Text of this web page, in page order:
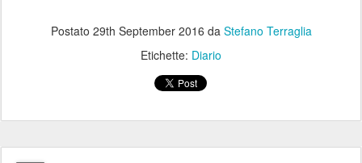
Postato 29th September 2016 da Stefano Terraglia
Etichette: Diario